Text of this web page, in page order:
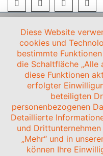
Diese Website
cookies und
bestimmte
die Schaltfläche „Alle
diese Funktionen
erfolgter
beteiligten
personenbezogenen
Detaillierte
und
„Mehr“ und in
können Ihre